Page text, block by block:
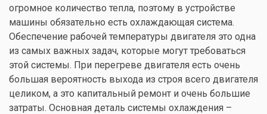
огромное количество тепла, поэтому в устройстве
машины обязательно есть охлаждающая система.
Обеспечение рабочей температуры двигателя это одна
из самых важных задач, которые могут требоваться
этой системы. При перегреве двигателя есть очень
большая вероятность выхода из строя всего двигателя
целиком, а это капитальный ремонт и очень большие
затраты. Основная деталь системы охлаждения –